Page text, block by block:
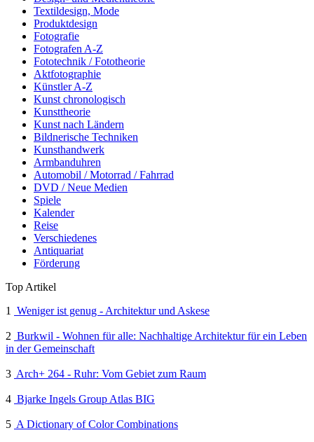
Textildesign, Mode
Produktdesign
Fotografie
Fotografen A-Z
Fototechnik / Fototheorie
Aktfotographie
Künstler A-Z
Kunst chronologisch
Kunsttheorie
Kunst nach Ländern
Bildnerische Techniken
Kunsthandwerk
Armbanduhren
Automobil / Motorrad / Fahrrad
DVD / Neue Medien
Spiele
Kalender
Reise
Verschiedenes
Antiquariat
Förderung
Top Artikel
1
Weniger ist genug - Architektur und Askese
2 Burkwil - Wohnen für alle: Nachhaltige Architektur für ein Leben
in der Gemeinschaft
3 Arch+ 264 - Ruhr: Vom Gebiet zum Raum
4 Bjarke Ingels Group Atlas BIG
5 A Dictionary of Color Combinations